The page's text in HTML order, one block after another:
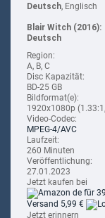
Deutsch, Englisch
Blair Witch (2016):
Deutsch
Region:
A, B, C
Disc Kapazität:
BD-25 GB
Bildformat(e):
1920x1080p
Video-Codec:
MPEG-4/AVC
Laufzeit:
260 Minuten
Veröffentlichung:
27.01.2023
Jetzt kaufen bei
für
Versand 5,99 €
Jetzt erinnern